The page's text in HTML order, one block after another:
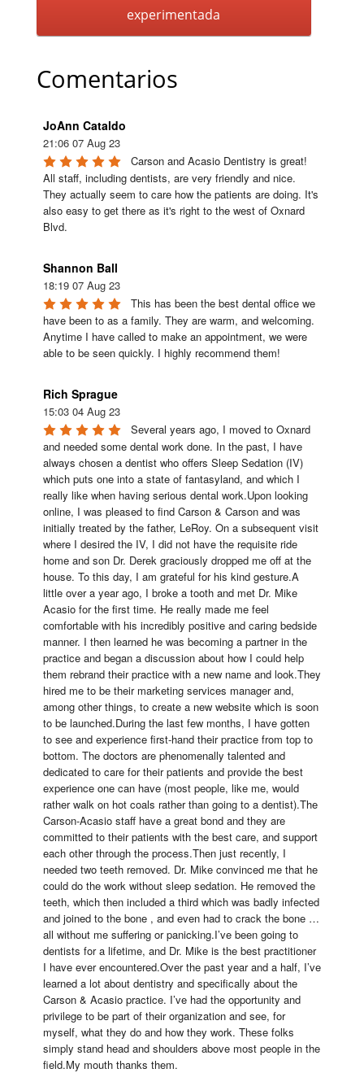
experimentada
Comentarios
JoAnn Cataldo
21:06 07 Aug 23
Carson and Acasio Dentistry is great!
All staff, including dentists, are very friendly and nice.
They actually seem to care how the patients are doing. It's
also easy to get there as it's right to the west of Oxnard
Blvd.
Shannon Ball
18:19 07 Aug 23
This has been the best dental office we
have been to as a family. They are warm, and welcoming.
Anytime I have called to make an appointment, we were
able to be seen quickly. I highly recommend them!
Rich Sprague
15:03 04 Aug 23
Several years ago, I moved to Oxnard
and needed some dental work done. In the past, I have
always chosen a dentist who offers Sleep Sedation (IV)
which puts one into a state of fantasyland, and which I
really like when having serious dental work.Upon looking
online, I was pleased to find Carson & Carson and was
initially treated by the father, LeRoy. On a subsequent visit
where I desired the IV, I did not have the requisite ride
home and son Dr. Derek graciously dropped me off at the
house. To this day, I am grateful for his kind gesture.A
little over a year ago, I broke a tooth and met Dr. Mike
Acasio for the first time. He really made me feel
comfortable with his incredibly positive and caring bedside
manner. I then learned he was becoming a partner in the
practice and began a discussion about how I could help
them rebrand their practice with a new name and look.They
hired me to be their marketing services manager and,
among other things, to create a new website which is soon
to be launched.During the last few months, I have gotten
to see and experience first-hand their practice from top to
bottom. The doctors are phenomenally talented and
dedicated to care for their patients and provide the best
experience one can have (most people, like me, would
rather walk on hot coals rather than going to a dentist).The
Carson-Acasio staff have a great bond and they are
committed to their patients with the best care, and support
each other through the process.Then just recently, I
needed two teeth removed. Dr. Mike convinced me that he
could do the work without sleep sedation. He removed the
teeth, which then included a third which was badly infected
and joined to the bone , and even had to crack the bone …
all without me suffering or panicking.I’ve been going to
dentists for a lifetime, and Dr. Mike is the best practitioner
I have ever encountered.Over the past year and a half, I’ve
learned a lot about dentistry and specifically about the
Carson & Acasio practice. I’ve had the opportunity and
privilege to be part of their organization and see, for
myself, what they do and how they work. These folks
simply stand head and shoulders above most people in the
field.My mouth thanks them.